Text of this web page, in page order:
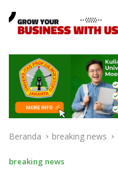
Beranda breaking news
breaking news